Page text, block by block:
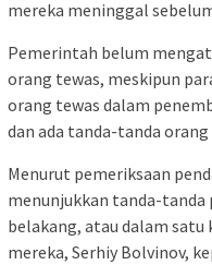
mereka meninggal
Pemerintah belum
orang tewas, meskipun
orang tewas dalam
dan ada tanda-tanda
Menurut pemeriksaan
menunjukkan tanda-tanda
belakang, atau dalam
mereka, Serhiy Bolvinov,